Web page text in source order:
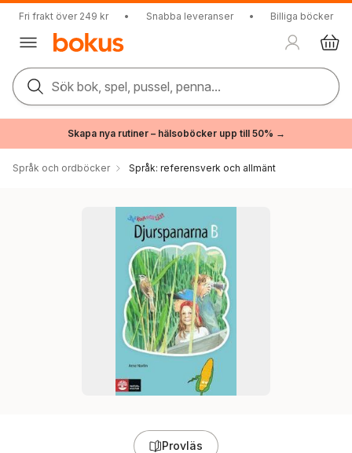
Fri frakt över 249 kr • Snabba leveranser • Billiga böcker
Sök bok, spel, pussel, penna...
Skapa nya rutiner – hälsoböcker upp till 50% →
Språk och ordböcker Språk: referensverk och allmänt
Provläs